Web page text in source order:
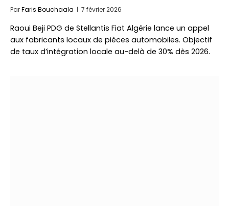
ParFaris Bouchaala 7 février 2026
Raoui Beji PDG de Stellantis Fiat Algérie lance un appel
aux fabricants locaux de pièces automobiles. Objectif
de taux d’intégration locale au-delà de 30% dès 2026.